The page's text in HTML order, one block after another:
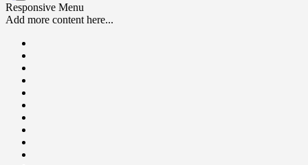
Responsive Menu
Add more content here...